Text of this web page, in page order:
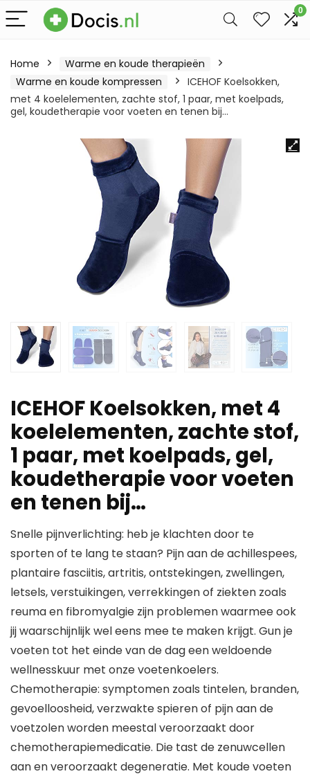
0
Home
Warme en koude therapieën
Warme en koude kompressen
ICEHOF Koelsokken,
met 4 koelelementen, zachte stof, 1 paar, met koelpads,
gel, koudetherapie voor voeten en tenen bij…
ICEHOF Koelsokken, met 4
koelelementen, zachte stof,
1 paar, met koelpads, gel,
koudetherapie voor voeten
en tenen bij…
Snelle pijnverlichting: heb je klachten door te
sporten of te lang te staan? Pijn aan de achillespees,
plantaire fasciitis, artritis, ontstekingen, zwellingen,
letsels, verstuikingen, verrekkingen of ziekten zoals
reuma en fibromyalgie zijn problemen waarmee ook
jij waarschijnlijk wel eens mee te maken krijgt. Gun je
voeten tot het einde van de dag een weldoende
wellnesskuur met onze voetenkoelers.
Chemotherapie: symptomen zoals tintelen, branden,
gevoelloosheid, verzwakte spieren of pijn aan de
voetzolen worden meestal veroorzaakt door
chemotherapiemedicatie. Die tast de zenuwcellen
aan en veroorzaakt degeneratie. Met koude voeten